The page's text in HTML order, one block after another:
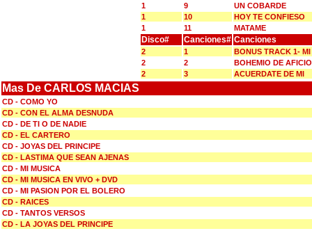
1
9
UN COBARDE
1
10
HOY TE CONFIESO
1
11 MATAME
Disco# Canciones# Canciones
2 1
BONUS TRACK 1-
2
2
BOHEMIO DE
2
3 ACUERDATE DE MI
Mas De CARLOS MACIAS
CD - COMO YO
CD - CON EL ALMA DESNUDA
CD - DE TI O DE NADIE
CD - EL CARTERO
CD - JOYAS DEL PRINCIPE
CD - LASTIMA QUE SEAN AJENAS
CD - MI MUSICA
CD - MI MUSICA EN VIVO + DVD
CD - MI PASION POR EL BOLERO
CD - RAICES
CD - TANTOS VERSOS
CD - LA JOYAS DEL PRINCIPE